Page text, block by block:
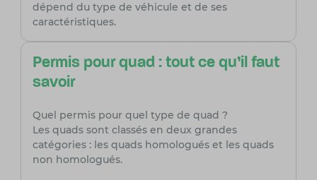
dépend du type de véhicule et de ses
caractéristiques.
Permis pour quad : tout ce qu’il faut
savoir
Quel permis pour quel type de quad ?
Les quads sont classés en deux grandes
catégories : les quads homologués et les quads
non homologués.